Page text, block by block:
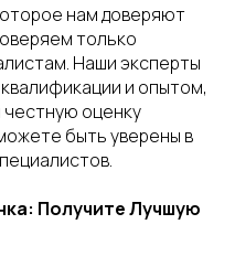
нам доверяют
только
Наши эксперты
и опытом,
оценку
быть уверены в
Получите Лучшую